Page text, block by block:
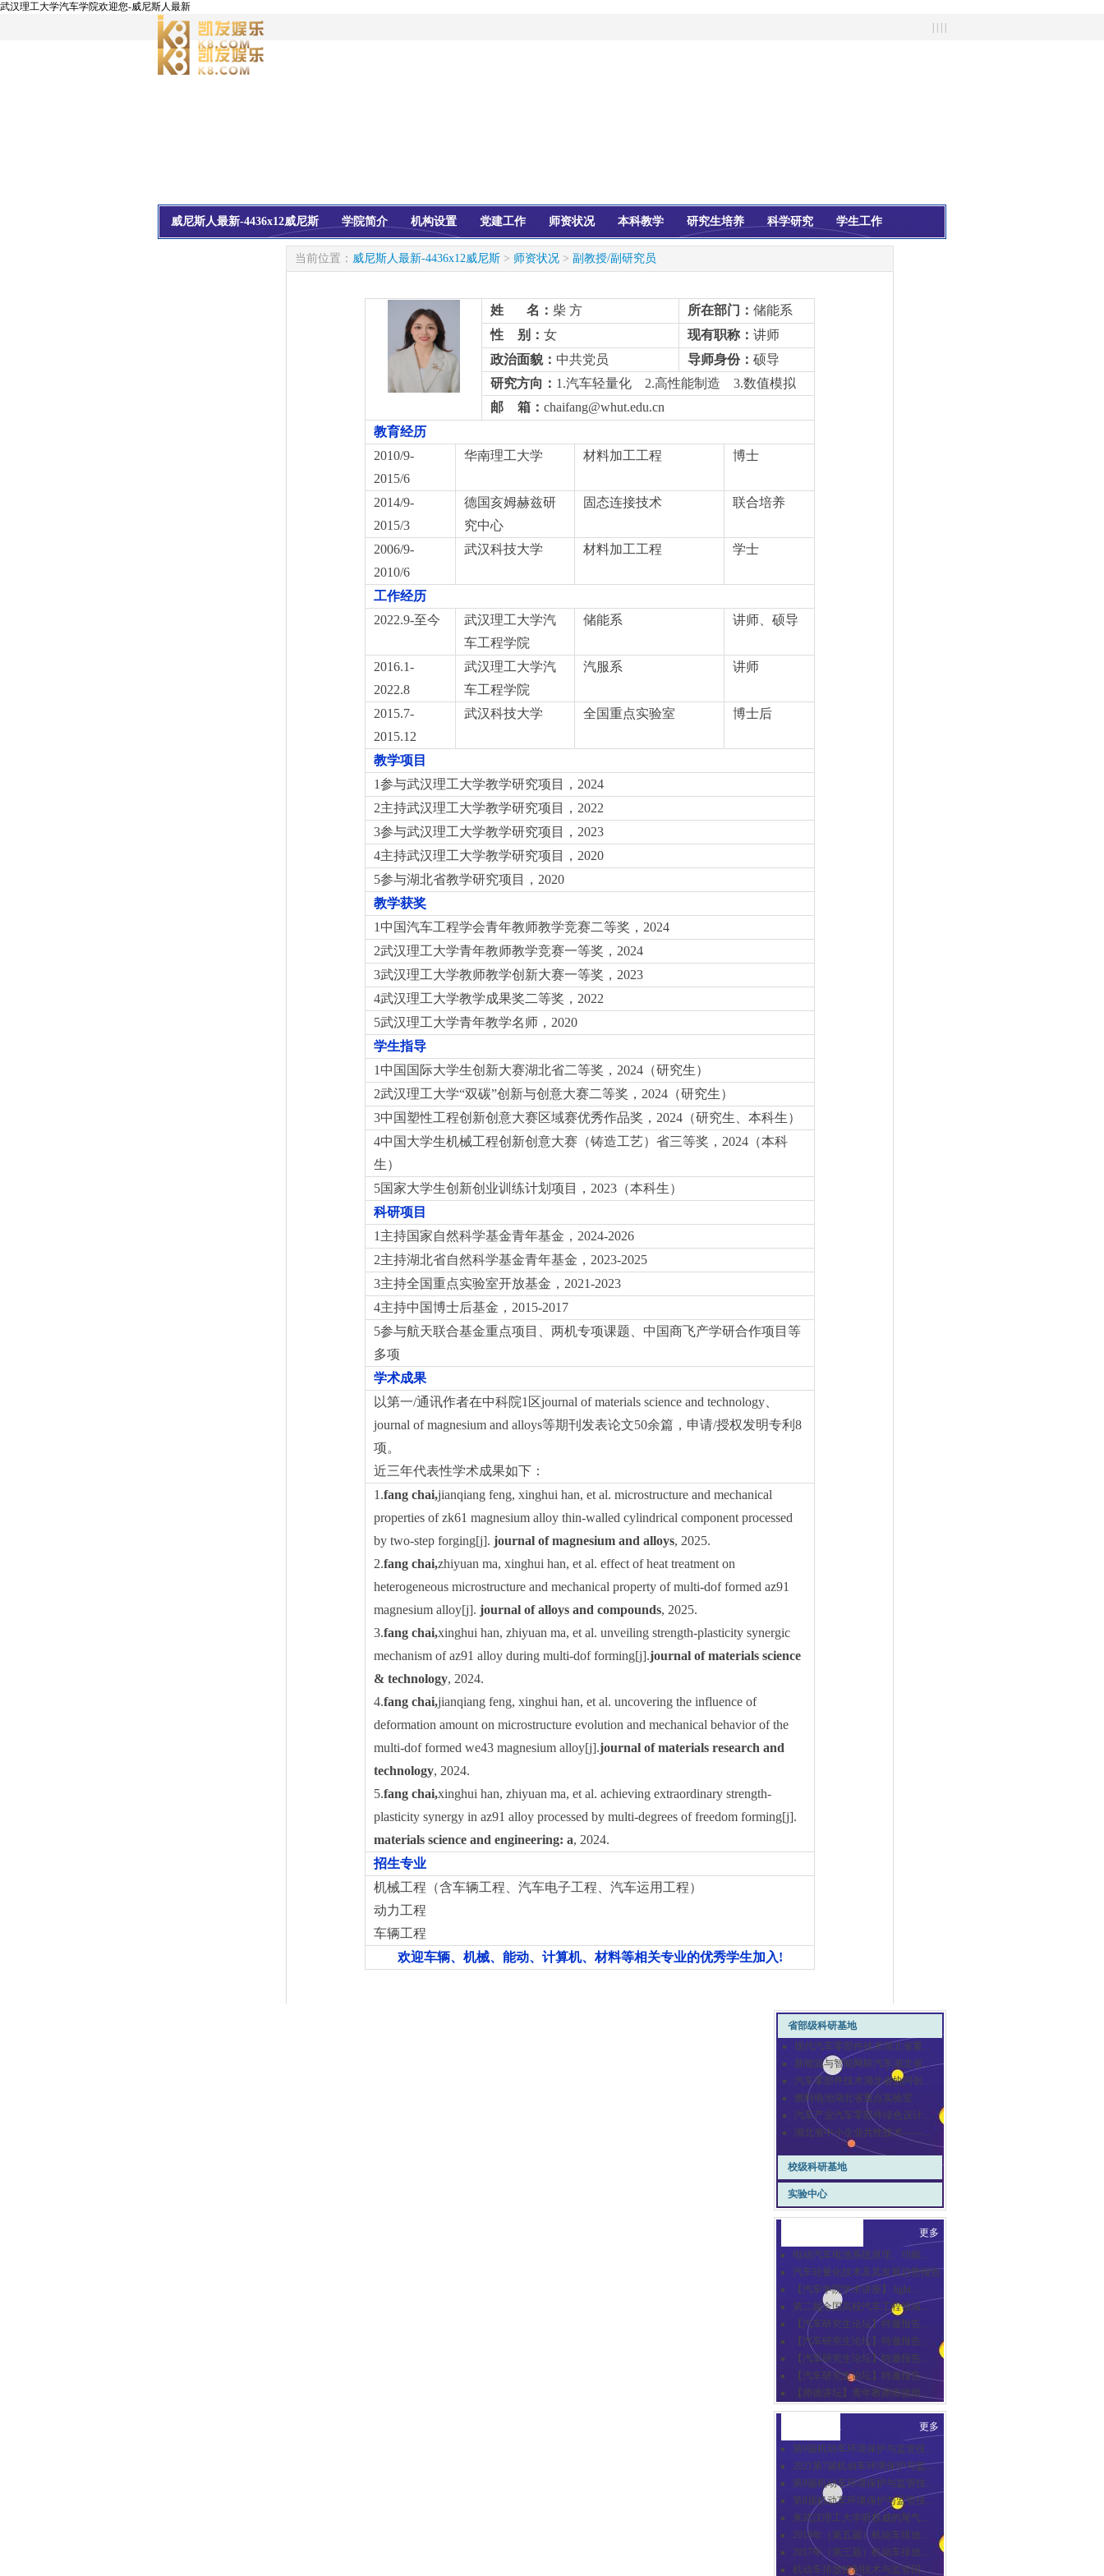
武汉理工大学汽车学院欢迎您-威尼斯人最新
威尼斯人最新-4436x12威尼斯 学院简介 机构设置 党建工作 师资状况 本科教学 研究生培养 科学研究 学生工作
当前位置： 威尼斯人最新-4436x12威尼斯 > 师资状况 > 副教授/副研究员
姓 名： 柴 方 所在部门： 储能系
性
别： 女 现有职称： 讲师
政治面貌： 中共党员 导师身份： 硕导
研究方向： 1.汽车轻量化 2.高性能制造 3.数值模拟
邮
箱： chaifang@whut.edu.cn
教育经历
2010/9-
2015/6
华南理工大学 材料加工工程 博士
2014/9-
2015/3
德国亥姆赫兹研
究中心
固态连接技术 联合培养
2006/9-
2010/6
武汉科技大学 材料加工工程 学士
工作经历
2022.9-至今
武汉理工大学汽
车工程学院
储能系 讲师、硕导
2016.1-
2022.8
武汉理工大学汽
车工程学院
汽服系 讲师
2015.7-
2015.12
武汉科技大学 全国重点实验室 博士后
教学项目
1参与武汉理工大学教学研究项目， 2024
2主持武汉理工大学教学研究项目， 2022
3参与武汉理工大学教学研究项目， 2023
4主持武汉理工大学教学研究项目， 2020
5参与湖北省教学研究项目， 2020
教学获奖
1 中国汽车工程学会青年教师教学竞赛二等奖， 2024
2武汉理工大学青年教师教学竞赛一等奖， 2024
3武汉理工大学教师教学创新大赛一等奖， 2023
4武汉理工大学教学成果奖二等奖， 2022
5武汉理工大学青年教学名师， 2020
学生指导
1 中国国际大学生创新大赛湖北省二等奖， 2024 （研究生）
2武汉理工大学“双碳”创新与创意大赛二等奖， 2024 （研究生）
3中国塑性工程创新创意大赛区域赛优秀作品奖， 2024 （研究生、本科生）
4中国大学生机械工程创新创意大赛（铸造工艺）省三等奖， 2024 （本科
生）
5国家大学生创新创业训练计划项目， 2023 （本科生）
科研项目
1 主持国家自然科学基金青年基金， 2024-2026
2主持湖北省自然科学基金青年基金， 2023-2025
3主持全国重点实验室开放基金， 2021-2023
4主持中国博士后基金， 2015-2017
5参与航天联合基金重点项目、两机专项课题、中国商飞产学研合作项目等
多项
学术成果
以第一/通讯作者在中科院1 区journal of materials science and technology
journal of magnesium and alloys等期刊发表论文50余篇，申请/授权发明专利 8
项。
近三年代表性学术成果如下：
1.fang chai,jianqiang feng, xinghui han, et al. microstructure and mechanical
properties of zk61 magnesium alloy thin-walled cylindrical component processed
by two-step forging[j]. journal of magnesium and alloys, 2025.
2.fang chai,zhiyuan ma, xinghui han, et al. effect of heat treatment on
heterogeneous microstructure and mechanical property of multi-dof formed az91
magnesium alloy[j]. journal of alloys and compounds, 2025.
3.fang chai,xinghui han, zhiyuan ma, et al. unveiling strength-plasticity synergic
mechanism of az91 alloy during multi-dof forming[j].journal of materials science
& technology, 2024.
4.fang chai,jianqiang feng, xinghui han, et al. uncovering the influence of
deformation amount on microstructure evolution and mechanical behavior of the
multi-dof formed we43 magnesium alloy[j].journal of materials research and
technology, 2024.
5.fang chai,xinghui han, zhiyuan ma, et al. achieving extraordinary strength-
plasticity synergy in az91 alloy processed by multi-degrees of freedom forming[j].
materials science and engineering: a, 2024.
招生专业
机械工程（含车辆工程、汽车电子工程、汽车运用工程）
动力工程
车辆工程
欢迎车辆、机械、能动、计算机、材料等相关专业的优秀学生加入!
省部级科研基地
现代汽车零部件技术湖北省重...
新能源与智能网联汽车湖北省...
汽车零部件技术湖北省协同创...
燃料电池湖北省重点实验室
汽车产业汽车零部件绿色设计...
湖北省中小企业共性技术——...
校级科研基地
实验中心
更多
电动汽车电池系统原理、功能...
汽车轻量化技术及其发展趋势报告
【汽车学院学术讲座】 light...
第二届全国高校汽车工程领域...
【汽车研究生论坛】特邀报告...
【汽车研究生论坛】特邀报告...
【汽车研究生论坛】特邀报告...
【汽车研究生论坛】特邀报告...
【师德讲坛】青年教师师德师...
更多
第9届机动车环境保护与监管技...
2021第7届机动车环境保护与监...
第9届机动车环境保护与监管技...
第8届机动车环境保护与监管技...
来武汉理工大学听权威的尾气...
2019年（第五届）机动车排放...
2017年（第三届）机动车排放...
机动车排放控制技术与监管国...